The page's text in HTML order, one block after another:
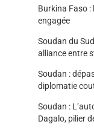
Burkina Faso
engagée
Soudan du
alliance entre
Soudan :
diplomatie
Soudan :
Dagalo, pilier